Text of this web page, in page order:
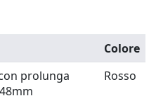
Colore
prolunga
mm
Rosso